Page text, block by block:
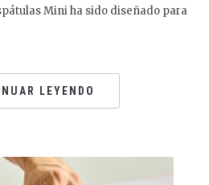
Mini ha sido diseñado para
LEYENDO